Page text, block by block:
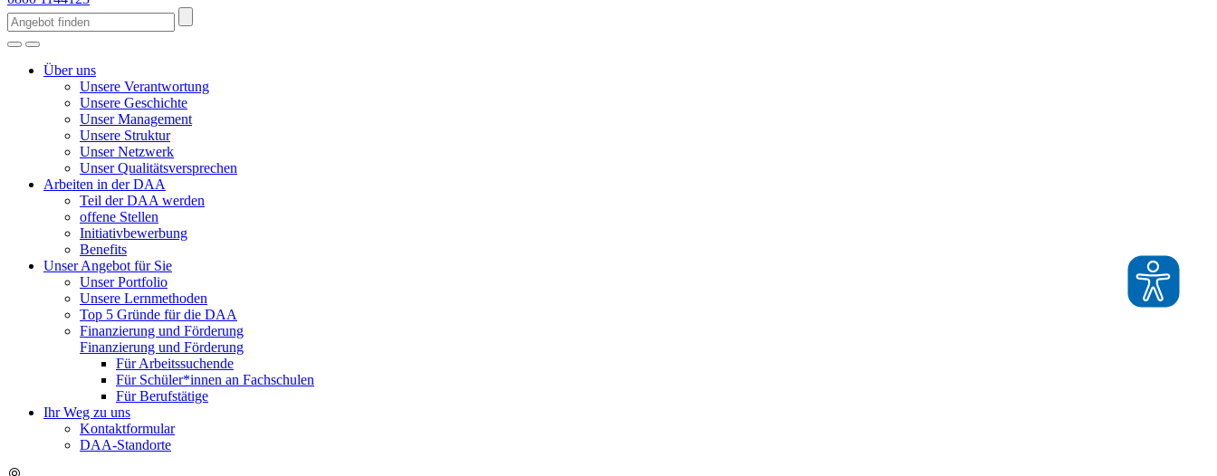
Über uns
Unsere Verantwortung
Unsere Geschichte
Unser Management
Unsere Struktur
Unser Netzwerk
Unser Qualitätsversprechen
Arbeiten in der DAA
Teil der DAA werden
offene Stellen
Initiativbewerbung
Benefits
Unser Angebot für Sie
Unser Portfolio
Unsere Lernmethoden
Top 5 Gründe für die DAA
Finanzierung und Förderung
Finanzierung und Förderung
Für Arbeitssuchende
Für Schüler*innen an Fachschulen
Für Berufstätige
Ihr Weg zu uns
Kontaktformular
DAA-Standorte